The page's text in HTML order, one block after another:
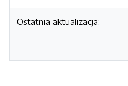
Ostatnia aktualizacja: